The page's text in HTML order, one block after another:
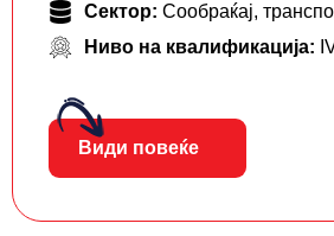
Сектор: Сообраќај,
Ниво на квалификација:
Види повеќе